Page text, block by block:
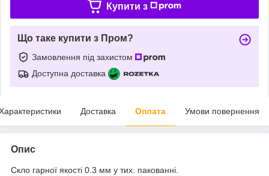
Купити з
Що таке купити з Пром?
Замовлення під захистом
Доступна доставка
Доставка Оплата Умови повернення
Опис
Скло гарної якості 0.3 мм у тих. пакованні.